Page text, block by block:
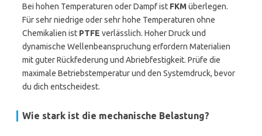
Bei hohen Temperaturen oder Dampf ist FKMüberlegen.
Für sehr niedrige oder sehr hohe Temperaturen ohne
Chemikalien ist PTFE verlässlich. Hoher Druck und
dynamische Wellenbeanspruchung erfordern Materialien
mit guter Rückfederung und Abriebfestigkeit. Prüfe die
maximale Betriebstemperatur und den Systemdruck, bevor
du dich entscheidest.
Wie stark ist die mechanische Belastung?